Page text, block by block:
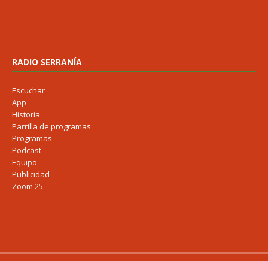
RADIO SERRANÍA
Escuchar
App
Historia
Parrilla de programas
Programas
Podcast
Equipo
Publicidad
Zoom 25